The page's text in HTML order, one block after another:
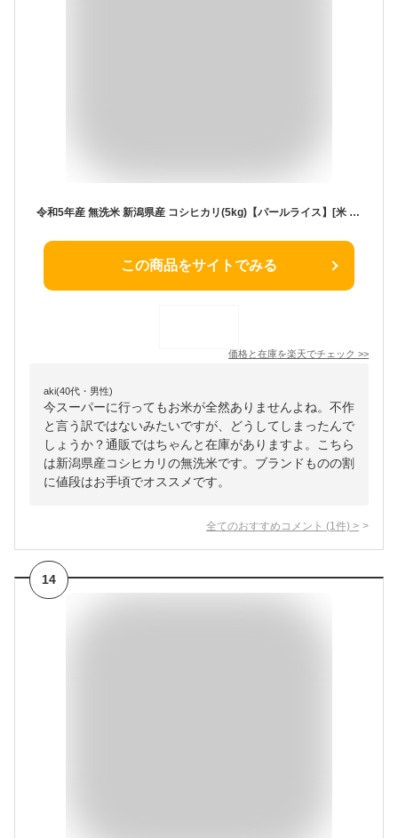
令和5年産 無洗米 新潟県産 コシヒカリ(5kg)【パールライス】[米 精米 無洗米 新潟 コシヒカリ こしひかり]
この商品をサイトでみる
価格と在庫を楽天でチェック >>
aki(40代・男性)
今スーパーに行ってもお米が全然ありませんよね。不作
と言う訳ではないみたいですが、どうしてしまったんで
しょうか？通販ではちゃんと在庫がありますよ。こちら
は新潟県産コシヒカリの無洗米です。ブランドものの割
に値段はお手頃でオススメです。
全てのおすすめコメント (1 件) >
14